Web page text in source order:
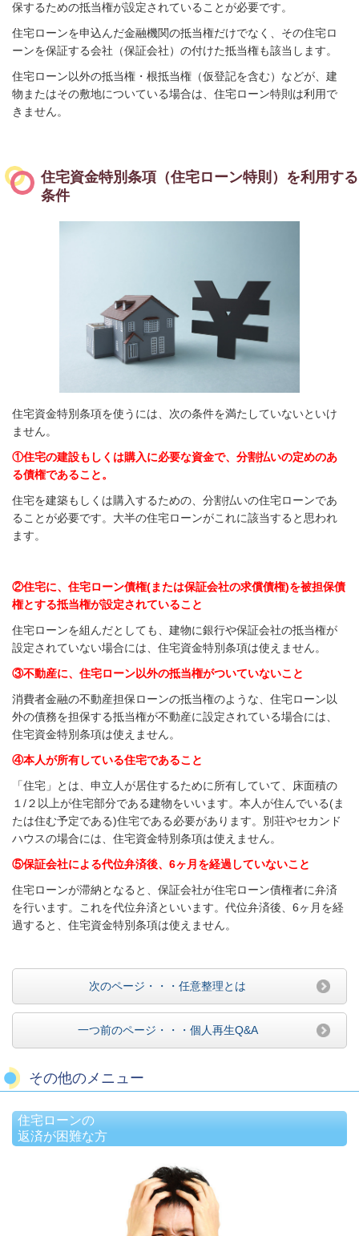
保するための抵当権が設定されていることが必要です。
住宅ローンを申込んだ金融機関の抵当権だけでなく、その住宅ロ
ーンを保証する会社（保証会社）の付けた抵当権も該当します。
住宅ローン以外の抵当権・根抵当権（仮登記を含む）などが、建
物またはその敷地についている場合は、住宅ローン特則は利用で
きません。
住宅資金特別条項（住宅ローン特則）を利用する
条件
住宅資金特別条項を使うには、次の条件を満たしていないといけ
ません。
①住宅の建設もしくは購入に必要な資金で、分割払いの定めのあ
る債権であること。
住宅を建築もしくは購入するための、分割払いの住宅ローンであ
ることが必要です。大半の住宅ローンがこれに該当すると思われ
ます。
②住宅に、住宅ローン債権(または保証会社の求償債権)を被担保債
権とする抵当権が設定されていること
住宅ローンを組んだとしても、建物に銀行や保証会社の抵当権が
設定されていない場合には、住宅資金特別条項は使えません。
③不動産に、住宅ローン以外の抵当権がついていないこと
消費者金融の不動産担保ローンの抵当権のような、住宅ローン以
外の債務を担保する抵当権が不動産に設定されている場合には、
住宅資金特別条項は使えません。
④本人が所有している住宅であること
「住宅」とは、 申立人が居住するために所有していて、床面積の
１/２以上が住宅部分である建物をいいます。 本人が住んでいる(ま
たは住む予定である)住宅である必要があります。別荘やセカンド
ハウスの場合には、住宅資金特別条項は使えません。
⑤保証会社による代位弁済後、6ヶ月を経過していないこと
住宅ローンが滞納となると、保証会社が住宅ローン債権者に弁済
を行います。これを代位弁済といいます。代位弁済後、6ヶ月を経
過すると、住宅資金特別条項は使えません。
次のページ・・・任意整理とは
一つ前のページ・・・個人再生Q&A
その他のメニュー
住宅ローンの
返済が困難な方